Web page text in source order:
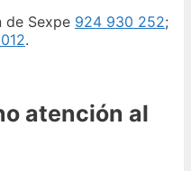
de Sexpe 924 930 252;
.
atención al